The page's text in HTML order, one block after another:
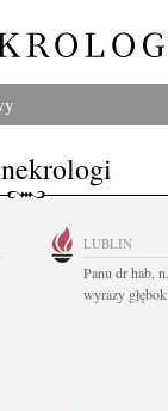
LUBLIN
Panu dr hab.
wyrazy